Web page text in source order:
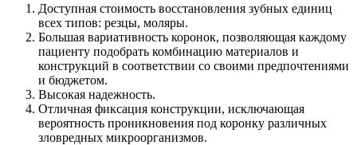
Доступная стоимость восстановления зубных единиц
всех типов: резцы, моляры.
Большая вариативность коронок, позволяющая каждому
пациенту подобрать комбинацию материалов и
конструкций в соответствии со своими предпочтениями
и бюджетом.
Высокая надежность.
Отличная фиксация конструкции, исключающая
вероятность проникновения под коронку различных
зловредных микроорганизмов.